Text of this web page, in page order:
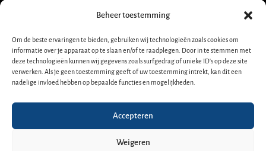
Beheer toestemming
Om de beste ervaringen te bieden, gebruiken wij technologieën zoals cookies om
informatie over je apparaat op te slaan en/of te raadplegen. Door in te stemmen met
deze technologieën kunnen wij gegevens zoals surfgedrag of unieke ID's op deze site
verwerken. Als je geen toestemming geeft of uw toestemming intrekt, kan dit een
nadelige invloed hebben op bepaalde functies en mogelijkheden.
Accepteren
Weigeren
Dana
Winner
Schrijf je in voor onze
nieuwsbrief!
Nieuwsbrief-
footer-
Y
u
I
s
S
o
F
c
A
p
D
e